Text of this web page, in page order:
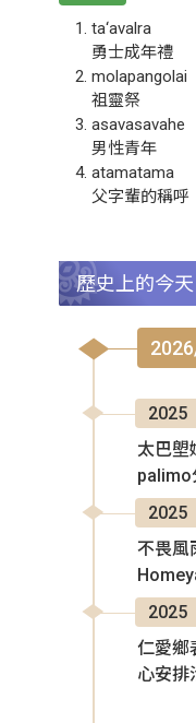
ta‘avalra
勇士成年禮
molapangolai
祖靈祭
asavasavahe
男性青年
atamatama
父字輩的稱呼
歷史上的今天
2025
太巴塱
palimo
2025
不畏風
2025
仁愛鄉
心安排